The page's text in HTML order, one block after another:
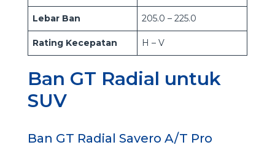
Lebar Ban 205.0 – 225.0
Rating Kecepatan H – V
Ban GT Radial untuk
SUV
Ban GT Radial Savero A/T Pro